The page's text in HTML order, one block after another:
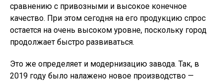
сравнению с привозными и высокое конечное
качество. При этом сегодня на его продукцию спрос
остается на очень высоком уровне, поскольку город
продолжает быстро развиваться.
Это же определяет и модернизацию завода. Так, в
2019 году было налажено новое производство —